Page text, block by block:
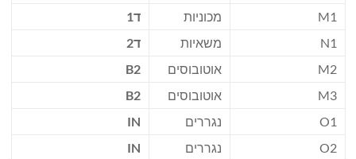
M1
מכוניות
ד1
N1
משאיות
ד2
M2
אוטובוסים
B2
M3
אוטובוסים
B2
O1
נגררים
IN
O2
נגררים IN